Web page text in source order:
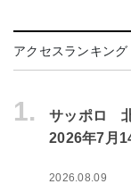
アクセスランキング
1.
サッポロ 北
2026年7月
2026.08.09